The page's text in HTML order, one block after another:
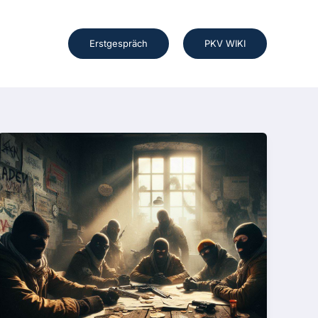
Erstgespräch PKV WIKI